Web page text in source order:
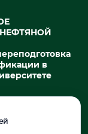
в
активная ссылка